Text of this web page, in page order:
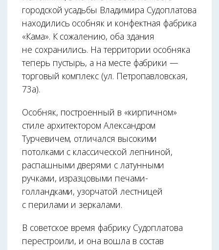
городской усадьбы Владимира Судоплатова
находились особняк и конфектная фабрика
«Кама». К сожалению, оба здания
не сохранились. На территории особняка
теперь пустырь, а на месте фабрики —
торговый комплекс (ул. Петропавловская,
73а).
Особняк, построенный в «кирпичном»
стиле архитектором Александром
Турчевичем, отличался высокими
потолками с классической лепниной,
распашными дверями с латунными
ручками, изразцовыми печами-
голландками, узорчатой лестницей
с перилами и зеркалами.
В советское время фабрику Судоплатова
перестроили, и она вошла в состав